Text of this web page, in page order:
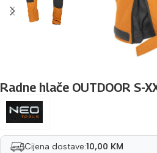
Radne hlače OUTDOOR S-
Cijena dostave:10,00 KM